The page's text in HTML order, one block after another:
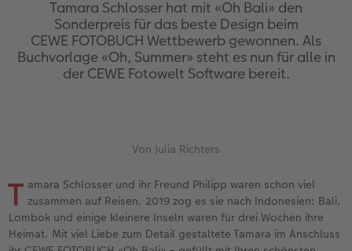
Personalisierter Schuber
Erinnerungstasche
CEWE FOTOBUCH Kids
Erste Schritte
Bestellwege
Webinare
Nature Prints
Premium Poster
Fotosets
Sofortfotos
Biometrisches Passfoto
Zubehör
Photo Streetmap Poster
Fotocollage
hexxas
Alu Dibond
Foto auf Holz
Gallery Print
Weitere Anlässe
Klappkarten
Fotokarten
Einzelkarten im Direktversand
CEWE myPhotos
Spiele
Schule & Büro
Haustiere
Art Prints
Foto-Geschenkbox
Geschenkidee
Silikonhüllen
Kunststoffhüllen
Lederhüllen
Handykette
Mit Design
CEWE myPhotos
Wandkalender mit Design
Wandkalender A4
Wandkalender A4 Panorama
Tischkalender Quadratisch
CEWE myPhotos
Zubehör
Zum Geburtstag
Muttertagsgeschenke
Geschenke zum Abschied
für Brautpaare
für den JGA
Hochzeit
Jahrbuch
Fotowettbewerbe
CEWE Magazin
Tamara Schlosser hat mit «Oh Bali» den
Sonderpreis für das beste Design beim
CEWE FOTOBUCH Wettbewerb gewonnen. Als
Buchvorlage «Oh, Summer» steht es nun für alle in
der CEWE Fotowelt Software bereit.
Von Julia Richters
T amara Schlosser und ihr Freund Philipp waren schon viel
zusammen auf Reisen. 2019 zog es sie nach Indonesien: Bali,
Lombok und einige kleinere Inseln waren für drei Wochen ihre
Heimat. Mit viel Liebe zum Detail gestaltete Tamara im Anschluss